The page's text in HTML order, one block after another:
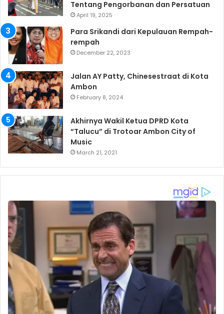
Tentang Pengorbanan dan Persatuan
April 19, 2025
Para Srikandi dari Kepulauan Rempah-
rempah
December 22, 2023
Jalan AY Patty, Chinesestraat di Kota
Ambon
February 8, 2024
Akhirnya Wakil Ketua DPRD Kota
“Talucu” di Trotoar Ambon City of
Music
March 21, 2021